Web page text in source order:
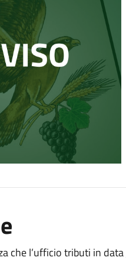
che l’ufficio tributi in data